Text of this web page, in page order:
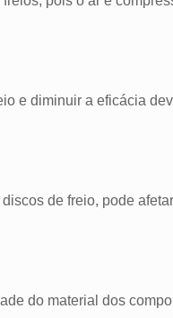
e diminuir a eficácia
de freio, pode
do material dos